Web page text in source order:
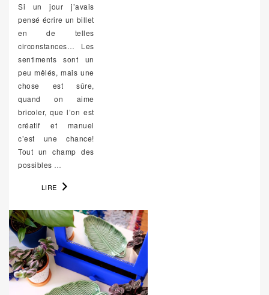
Si un jour j’avais
pensé écrire un billet
en de telles
circonstances… Les
sentiments sont un
peu mêlés, mais une
chose est sûre,
quand on aime
bricoler, que l’on est
créatif et manuel
c’est une chance!
Tout un champ des
possibles …
LIRE